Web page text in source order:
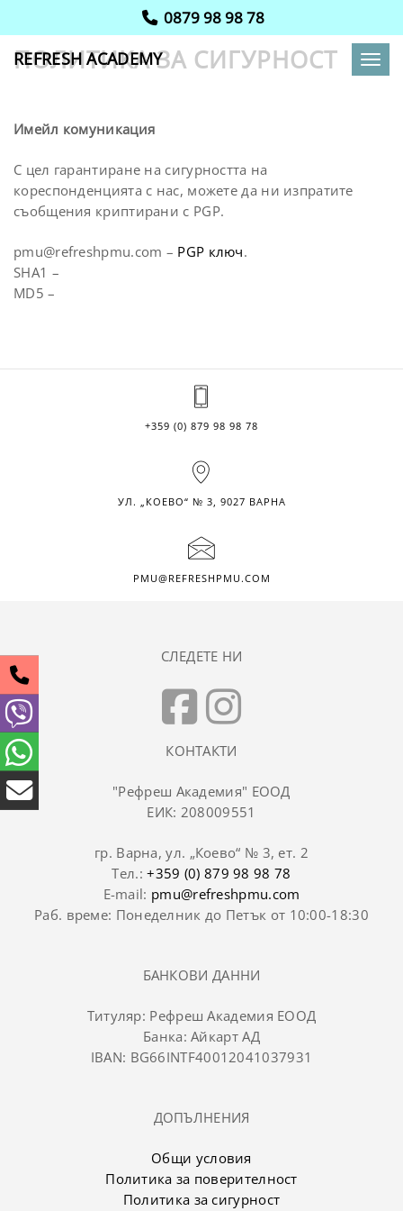
0879 98 98 78
REFRESH ACADEMY
ПОЛИТИКА ЗА СИГУРНОСТ
Имейл комуникация
С цел гарантиране на сигурността на
кореспонденцията с нас, можете да ни изпратите
съобщения криптирани с PGP.
pmu@refreshpmu.com – PGP ключ.
SHA1 –
MD5 –
+359 (0) 879 98 98 78
УЛ. „КОЕВО“ № 3, 9027 ВАРНА
PMU@REFRESHPMU.COM
СЛЕДЕТЕ НИ
КОНТАКТИ
"Рефреш Академия" ЕООД
ЕИК: 208009551
гр. Варна, ул. „Коево“ № 3, ет. 2
Тел.:+359 (0) 879 98 98 78
E-mail: pmu@refreshpmu.com
Раб. време: Понеделник до Петък от 10:00-18:30
БАНКОВИ ДАННИ
Титуляр: Рефреш Академия ЕООД
Банка: Айкарт АД
IBAN: BG66INTF40012041037931
ДОПЪЛНЕНИЯ
Общи условия
Политика за поверителност
Политика за сигурност